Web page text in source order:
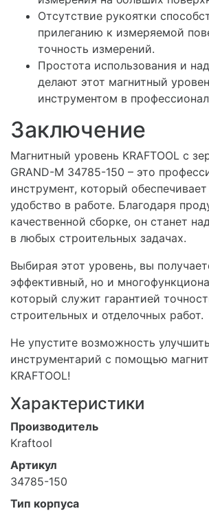
Отсутствие рукоятки
прилеганию к измеряемой
точность измерений.
Простота использования и
делают этот магнитный
инструментом в
Заключение
Магнитный уровень KRAFTOOL с
GRAND-M 34785-150 – это
инструмент, который
удобство в работе. Благодаря
качественной сборке, он станет
в любых строительных задачах.
Выбирая этот уровень, вы
эффективный, но и
который служит гарантией
строительных и отделочных работ.
Не упустите возможность
инструментарий с помощью
KRAFTOOL!
Характеристики
Производитель
Kraftool
Артикул
34785-150
Тип корпуса